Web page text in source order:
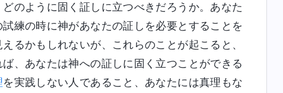
のように固く証しに立つべきだろうか。あなた
練の時に神があなたの証しを必要とすることを
るかもしれないが、これらのことが起こると、
、あなたは神への証しに固く立つことができる
を実践しない人であること、あなたには真理もな